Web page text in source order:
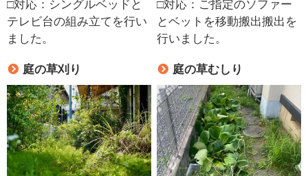
□対応：シングルベッドと
テレビ台の組み立てを行い
ました。
□対応：ご指定のソファー
とベットを移動搬出搬出を
行いました。
庭の草刈り 庭の草むしり